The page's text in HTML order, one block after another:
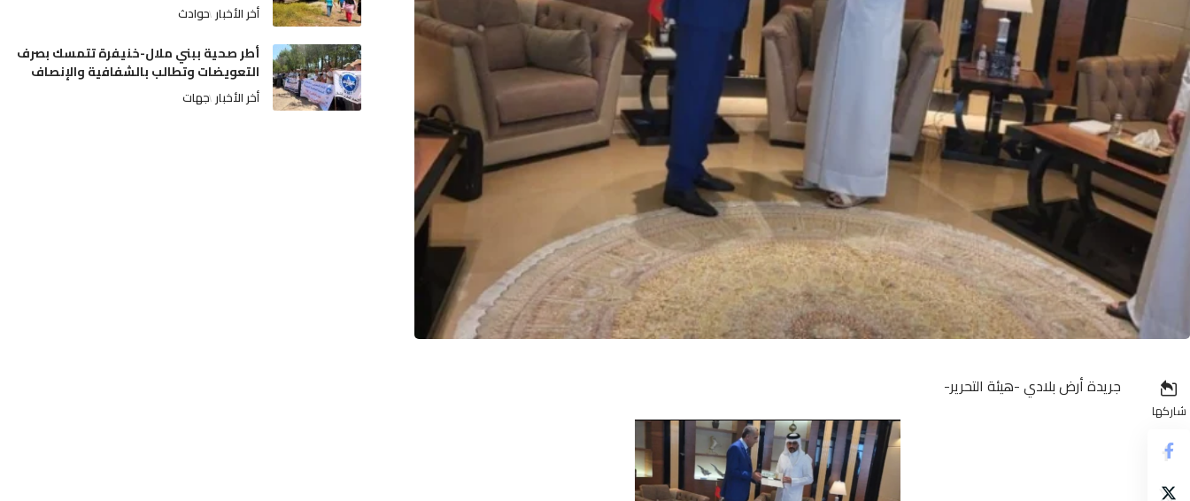
شاركها
جريدة أرض بلادي -هيئة التحرير-
أخر الأخبار حوادث
أطر صحية ببني ملال-خنيفرة تتمسك بصرف
التعويضات وتطالب بالشفافية والإنصاف
أخر الأخبار جهات